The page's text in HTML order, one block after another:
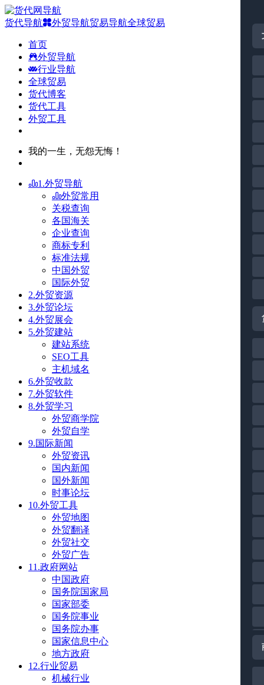
货代导航 外贸导航贸易导航全球贸易
首页
外贸导航
行业导航
全球贸易
货代博客
货代工具
外贸工具
我的一生，无怨无悔！
1.外贸导航
外贸常用
关税查询
各国海关
企业查询
商标专利
标准法规
中国外贸
国际外贸
2.外贸资源
3.外贸论坛
4.外贸展会
5.外贸建站
建站系统
SEO工具
主机域名
6.外贸收款
7.外贸软件
8.外贸学习
外贸商学院
外贸自学
9.国际新闻
外贸资讯
国内新闻
国外新闻
时事论坛
10.外贸工具
外贸地图
外贸翻译
外贸社交
外贸广告
11.政府网站
中国政府
国务院国家局
国家部委
国务院事业
国务院办事
国家信息中心
地方政府
12.行业贸易
机械行业